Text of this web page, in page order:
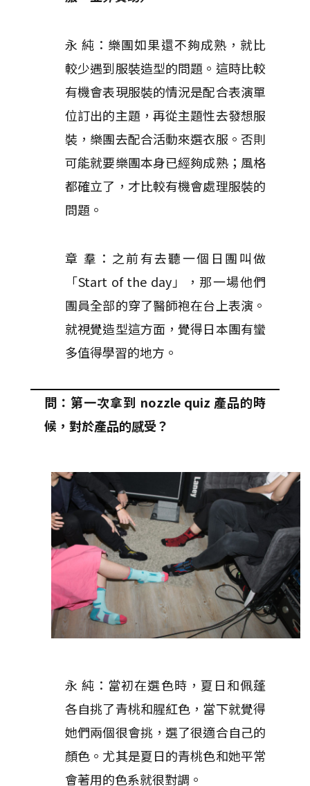
永 純：樂團如果還不夠成熟，就比
較少遇到服裝造型的問題。這時比較
有機會表現服裝的情況是配合表演單
位訂出的主題，再從主題性去發想服
裝，樂團去配合活動來選衣服。否則
可能就要樂團本身已經夠成熟；風格
都確立了，才比較有機會處理服裝的
問題。
章 羣：之前有去聽一個日團叫做
「Start of the day」，那一場他們
團員全部的穿了醫師袍在台上表演。
就視覺造型這方面，覺得日本團有蠻
多值得學習的地方。
問：第一次拿到 nozzle quiz 產品的時
候，對於產品的感受？
永 純：當初在選色時，夏日和佩蓬
各自挑了青桃和腥紅色，當下就覺得
她們兩個很會挑，選了很適合自己的
顏色。尤其是夏日的青桃色和她平常
會著用的色系就很對調。